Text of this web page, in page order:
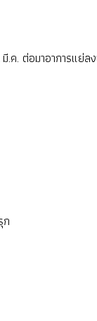
ค. ต่อมาอาการแย่ล